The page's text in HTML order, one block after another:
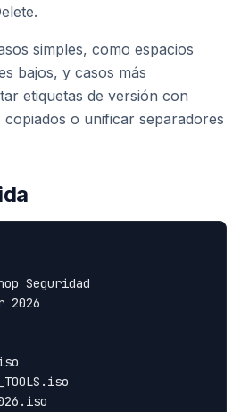
simples, como espacios
bajos, y casos más
etiquetas de versión con
o unificar separadores
Seguridad
2026